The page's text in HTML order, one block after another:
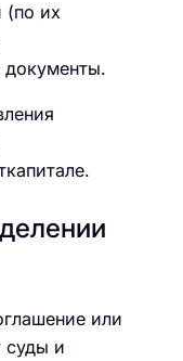
(по их
или
суды и